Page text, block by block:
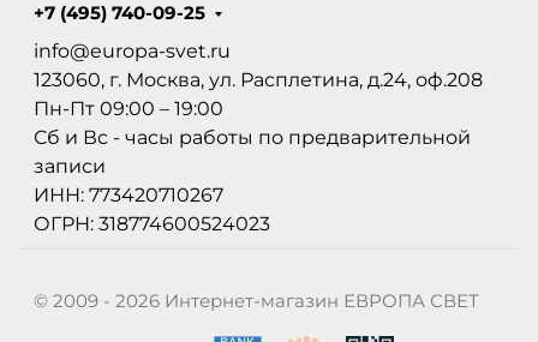
+7 (495) 740-09-25
info@europa-svet.ru
123060, г. Москва, ул. Расплетина, д.24, оф.208
Пн-Пт 09:00 – 19:00
Сб и Вс - часы работы по предварительной
записи
ИНН: 773420710267
ОГРН: 318774600524023
© 2009 - 2026 Интернет-магазин ЕВРОПА СВЕТ